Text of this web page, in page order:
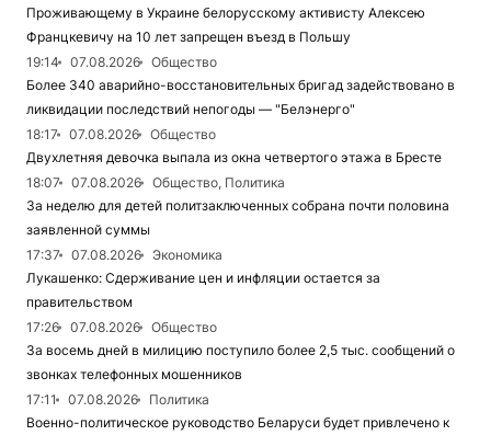
Проживающему в Украине белорусскому активисту Алексею
Францкевичу на 10 лет запрещен въезд в Польшу
19:14
07.08.2026
Общество
Более 340 аварийно-восстановительных бригад задействовано в
ликвидации последствий непогоды — "Белэнерго"
18:17
07.08.2026
Общество
Двухлетняя девочка выпала из окна четвертого этажа в Бресте
18:07
07.08.2026
Общество, Политика
За неделю для детей политзаключенных собрана почти половина
заявленной суммы
17:37
07.08.2026
Экономика
Лукашенко: Сдерживание цен и инфляции остается за
правительством
17:26
07.08.2026
Общество
За восемь дней в милицию поступило более 2,5 тыс. сообщений о
звонках телефонных мошенников
17:11
07.08.2026
Политика
Военно-политическое руководство Беларуси будет привлечено к